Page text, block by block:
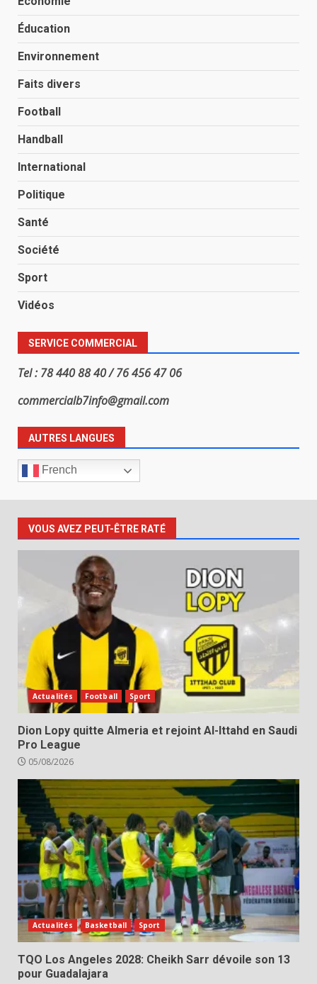
Éducation
Environnement
Faits divers
Football
Handball
International
Politique
Santé
Société
Sport
Vidéos
SERVICE COMMERCIAL
Tel : 78 440 88 40 / 76 456 47 06
commercialb7info@gmail.com
AUTRES LANGUES
French
VOUS AVEZ PEUT-ÊTRE RATÉ
Actualités Football Sport
Dion Lopy quitte Almeria et rejoint Al-Ittahd en Saudi
Pro League
05/08/2026
Actualités Basketball Sport
TQO Los Angeles 2028: Cheikh Sarr dévoile son 13
pour Guadalajara